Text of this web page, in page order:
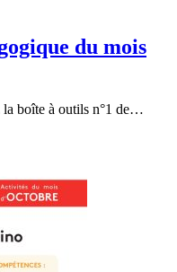
du mois
la boîte à outils n°1 de…